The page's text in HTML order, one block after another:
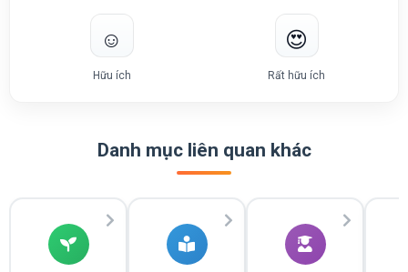
☺️
Hữu ích
😍
Rất hữu ích
Danh mục liên quan khác